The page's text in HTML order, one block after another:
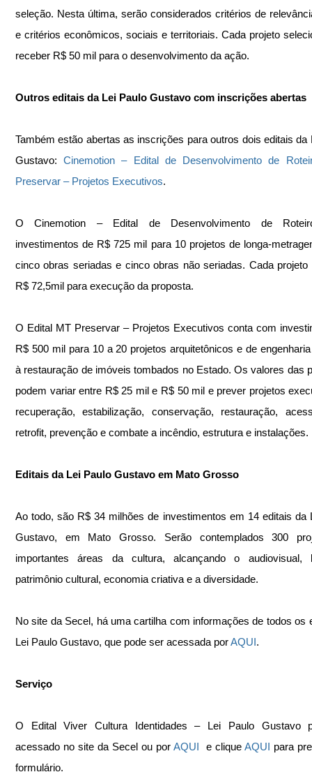
seleção. Nesta última, serão considerados critérios de
e critérios econômicos, sociais e territoriais. Cada projeto
receber R$ 50 mil para o desenvolvimento da ação.
Outros editais da Lei Paulo Gustavo com inscrições abertas
Também estão abertas as inscrições para outros dois editais da
Gustavo: Cinemotion – Edital de Desenvolvimento de
Preservar – Projetos Executivos.
O Cinemotion – Edital de Desenvolvimento de
investimentos de R$ 725 mil para 10 projetos de longa-
cinco obras seriadas e cinco obras não seriadas. Cada projeto
R$ 72,5mil para execução da proposta.
O Edital MT Preservar – Projetos Executivos conta com
R$ 500 mil para 10 a 20 projetos arquitetônicos e de
à restauração de imóveis tombados no Estado. Os valores das
podem variar entre R$ 25 mil e R$ 50 mil e prever projetos
recuperação, estabilização, conservação, restauração,
retrofit, prevenção e combate a incêndio, estrutura e instalações.
Editais da Lei Paulo Gustavo em Mato Grosso
Ao todo, são R$ 34 milhões de investimentos em 14 editais da
Gustavo, em Mato Grosso. Serão contemplados 300
importantes áreas da cultura, alcançando o audiovisual,
patrimônio cultural, economia criativa e a diversidade.
No site da Secel, há uma cartilha com informações de todos os
Lei Paulo Gustavo, que pode ser acessada por AQUI .
Serviço
O Edital Viver Cultura Identidades – Lei Paulo Gustavo
acessado no site da Secel ou por AQUI
  e clique
AQUI para
formulário.